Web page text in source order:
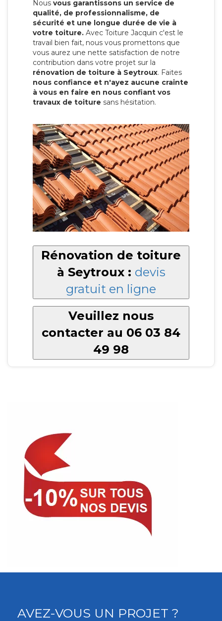
Nous vous garantissons un service de
qualité, de professionnalisme, de
sécurité et une longue durée de vie à
votre toiture. Avec Toiture Jacquin c'est le
travail bien fait, nous vous promettons que
vous aurez une nette satisfaction de notre
contribution dans votre projet sur la
rénovation de toiture à Seytroux. Faites
nous confiance et n'ayez aucune crainte
à vous en faire en nous confiant vos
travaux de toiture sans hésitation.
Rénovation de toiture
à Seytroux : devis
gratuit en ligne
Veuillez nous
contacter au 06 03 84
49 98
AVEZ-VOUS UN PROJET ?